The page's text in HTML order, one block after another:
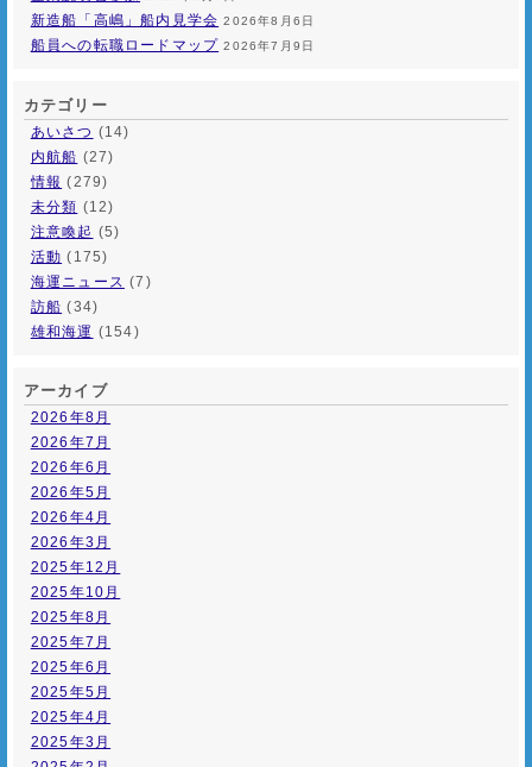
新造船「高嶋」船内見学会 2026年8月6日
船員への転職ロードマップ 2026年7月9日
カテゴリー
あいさつ (14)
内航船 (27)
情報 (279)
未分類 (12)
注意喚起 (5)
活動 (175)
海運ニュース (7)
訪船 (34)
雄和海運 (154)
アーカイブ
2026年8月
2026年7月
2026年6月
2026年5月
2026年4月
2026年3月
2025年12月
2025年10月
2025年8月
2025年7月
2025年6月
2025年5月
2025年4月
2025年3月